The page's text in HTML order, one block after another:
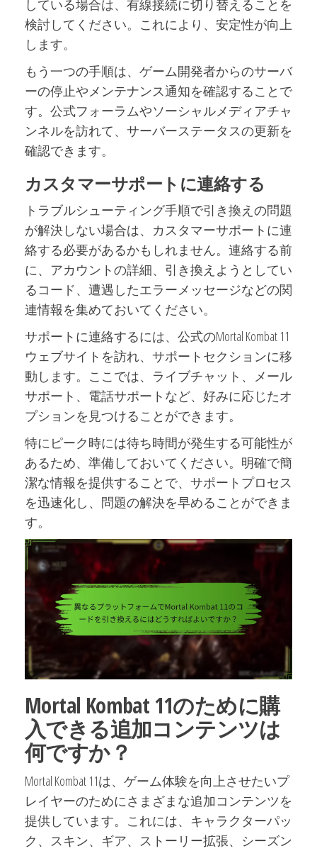
している場合は、有線接続に切り替えることを
検討してください。これにより、安定性が向上
します。
もう一つの手順は、ゲーム開発者からのサーバ
ーの停止やメンテナンス通知を確認することで
す。公式フォーラムやソーシャルメディアチャ
ンネルを訪れて、サーバーステータスの更新を
確認できます。
カスタマーサポートに連絡する
トラブルシューティング手順で引き換えの問題
が解決しない場合は、カスタマーサポートに連
絡する必要があるかもしれません。連絡する前
に、アカウントの詳細、引き換えようとしてい
るコード、遭遇したエラーメッセージなどの関
連情報を集めておいてください。
サポートに連絡するには、公式のMortal Kombat 11
ウェブサイトを訪れ、サポートセクションに移
動します。ここでは、ライブチャット、メール
サポート、電話サポートなど、好みに応じたオ
プションを見つけることができます。
特にピーク時には待ち時間が発生する可能性が
あるため、準備しておいてください。明確で簡
潔な情報を提供することで、サポートプロセス
を迅速化し、問題の解決を早めることができま
す。
Mortal Kombat 11のために購
入できる追加コンテンツは
何ですか？
Mortal Kombat 11は、ゲーム体験を向上させたいプ
レイヤーのためにさまざまな追加コンテンツを
提供しています。これには、キャラクターパッ
ク、スキン、ギア、ストーリー拡張、シーズン